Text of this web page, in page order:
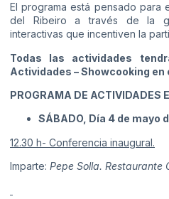
El programa está pensado para
del Ribeiro a través de la
interactivas que incentiven la
Todas las actividades
Actividades – Showcooking en
PROGRAMA DE ACTIVIDADES
SÁBADO, Día 4 de mayo
12.30 h- Conferencia inaugural.
Imparte: Pepe Solla. Restaurante